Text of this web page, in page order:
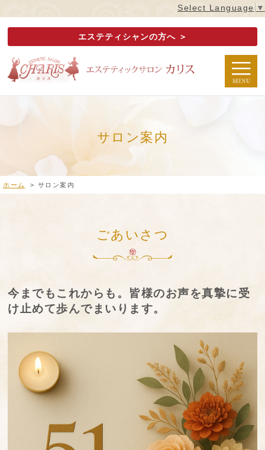
Select Language ▼
エステティシャンの方へ ＞
サロン案内
ホーム > サロン案内
ごあいさつ
今までもこれからも。皆様のお声を真摯に受
け止めて歩んでまいります。